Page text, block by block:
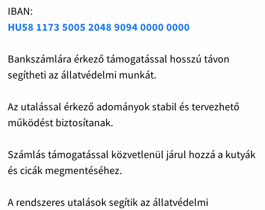
IBAN:
HU58 1173 5005 2048 9094 0000 0000
Bankszámlára érkező támogatással hosszú távon
segítheti az állatvédelmi munkát.
Az utalással érkező adományok stabil és tervezhető
működést biztosítanak.
Számlás támogatással közvetlenül járul hozzá a kutyák
és cicák megmentéséhez.
A rendszeres utalások segítik az állatvédelmi